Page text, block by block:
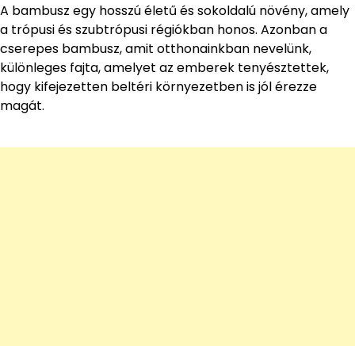
A bambusz egy hosszú életű és sokoldalú növény, amely
a trópusi és szubtrópusi régiókban honos. Azonban a
cserepes bambusz, amit otthonainkban nevelünk,
különleges fajta, amelyet az emberek tenyésztettek,
hogy kifejezetten beltéri környezetben is jól érezze
magát.